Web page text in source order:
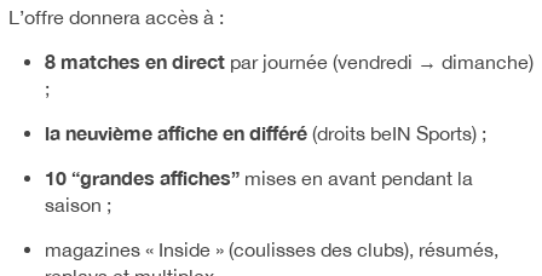
L’offre donnera accès à :
8 matches en direct par journée (vendredi → dimanche)
;
la neuvième affiche en différé (droits beIN Sports) ;
10 “grandes affiches” mises en avant pendant la
saison ;
magazines « Inside » (coulisses des clubs), résumés,